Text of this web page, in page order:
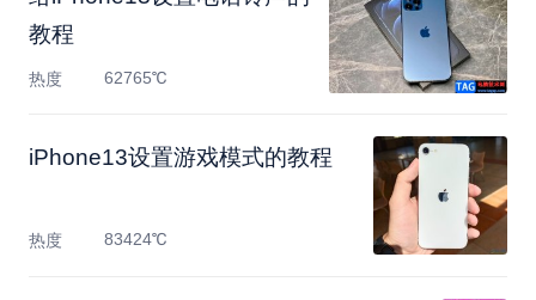
教程
热度 62765℃
iPhone13设置游戏模式的教程
热度 83424℃